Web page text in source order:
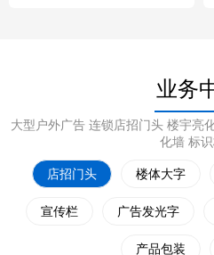
业务
大型户外广告 连锁店招门头 楼宇亮
化墙 标
店招门头 楼体大字
宣传栏 广告发光字
产品包装